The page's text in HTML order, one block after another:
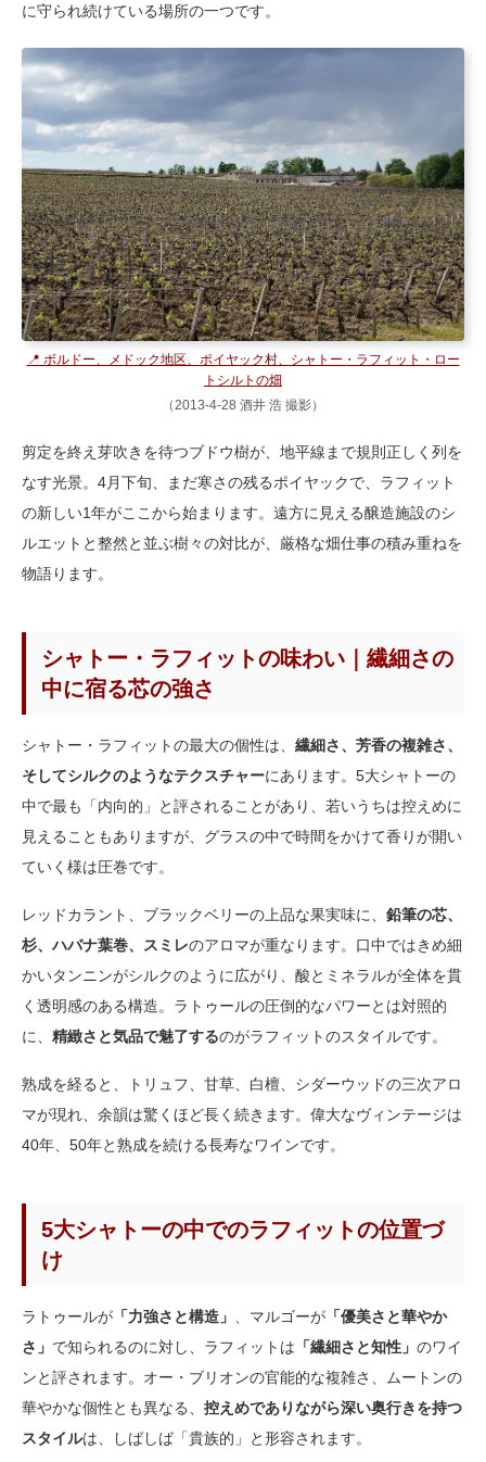
に守られ続けている場所の一つです。
📍 ボルドー、メドック地区、ポイヤック村、シャトー・ラフィット・ロー
トシルトの畑
（2013-4-28 酒井 浩 撮影）
剪定を終え芽吹きを待つブドウ樹が、地平線まで規則正しく列を
なす光景。4月下旬、まだ寒さの残るポイヤックで、ラフィット
の新しい1年がここから始まります。遠方に見える醸造施設のシ
ルエットと整然と並ぶ樹々の対比が、厳格な畑仕事の積み重ねを
物語ります。
シャトー・ラフィットの味わい｜繊細さの
中に宿る芯の強さ
シャトー・ラフィットの最大の個性は、 繊細さ、芳香の複雑さ、
そしてシルクのようなテクスチャーにあります。5大シャトーの
中で最も「内向的」と評されることがあり、若いうちは控えめに
見えることもありますが、グラスの中で時間をかけて香りが開い
ていく様は圧巻です。
レッドカラント、ブラックベリーの上品な果実味に、 鉛筆の芯、
杉、ハバナ葉巻、スミレのアロマが重なります。口中ではきめ細
かいタンニンがシルクのように広がり、酸とミネラルが全体を貫
く透明感のある構造。ラトゥールの圧倒的なパワーとは対照的
に、 精緻さと気品で魅了するのがラフィットのスタイルです。
熟成を経ると、トリュフ、甘草、白檀、シダーウッドの三次アロ
マが現れ、余韻は驚くほど長く続きます。偉大なヴィンテージは
40年、50年と熟成を続ける長寿なワインです。
5大シャトーの中でのラフィットの位置づ
け
ラトゥールが 「力強さと構造」 、マルゴーが 「優美さと華やか
さ」 で知られるのに対し、ラフィットは 「繊細さと知性」 のワイ
ンと評されます。オー・ブリオンの官能的な複雑さ、ムートンの
華やかな個性とも異なる、 控えめでありながら深い奥行きを持つ
スタイルは、しばしば「貴族的」と形容されます。